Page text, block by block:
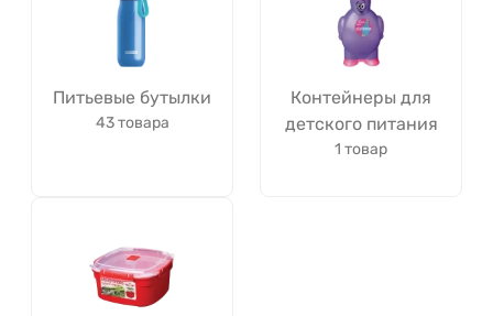
Питьевые бутылки
43 товара
Контейнеры для
детского питания
1 товар